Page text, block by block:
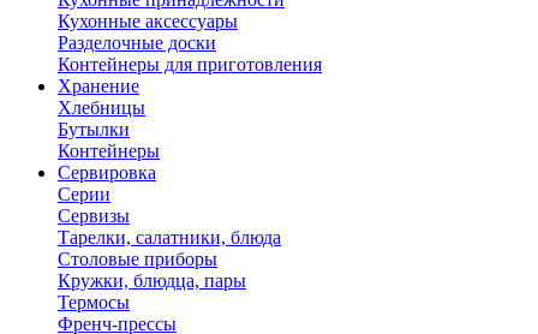
Кухонные аксессуары
Разделочные доски
Контейнеры для приготовления
Хранение
Хлебницы
Бутылки
Контейнеры
Сервировка
Серии
Сервизы
Тарелки, салатники, блюда
Столовые приборы
Кружки, блюдца, пары
Термосы
Френч-прессы